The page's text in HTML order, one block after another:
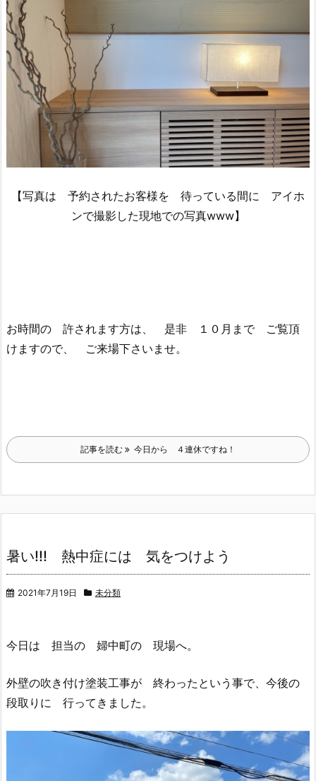
【写真は 予約されたお客様を 待っている間に アイホ
ンで撮影した現地での写真www】
お時間の 許されます方は、 是非 １０月まで ご覧頂
けますので、 ご来場下さいませ。
記事を読む 今日から ４連休ですね！
暑い!!! 熱中症には 気をつけよう
2021年7月19日 未分類
今日は 担当の 婦中町の 現場へ。
外壁の吹き付け塗装工事が 終わったという事で、今後の
段取りに 行ってきました。